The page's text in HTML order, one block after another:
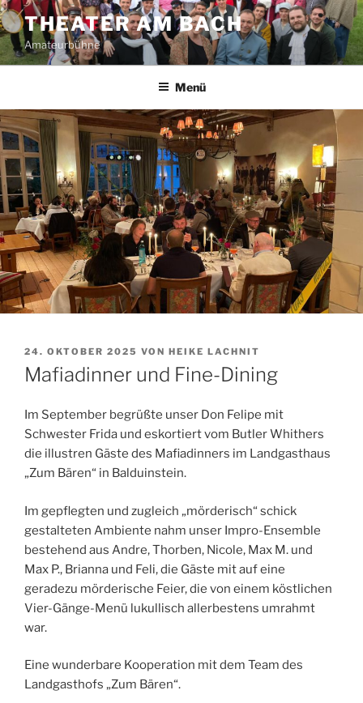
Zum
Inhalt
springen
THEATER AM BACH
Amateurbühne
Menü
VERÖFFENTLICHT
AM
24. OKTOBER 2025 VON HEIKE LACHNIT
Mafiadinner und Fine-Dining
Im September begrüßte unser Don Felipe mit
Schwester Frida und eskortiert vom Butler Whithers
die illustren Gäste des Mafiadinners im Landgasthaus
„Zum Bären“ in Balduinstein.
Im gepflegten und zugleich „mörderisch“ schick
gestalteten Ambiente nahm unser Impro-Ensemble
bestehend aus Andre, Thorben, Nicole, Max M. und
Max P., Brianna und Feli, die Gäste mit auf eine
geradezu mörderische Feier, die von einem köstlichen
Vier-Gänge-Menü lukullisch allerbestens umrahmt
war.
Eine wunderbare Kooperation mit dem Team des
Landgasthofs „Zum Bären“.